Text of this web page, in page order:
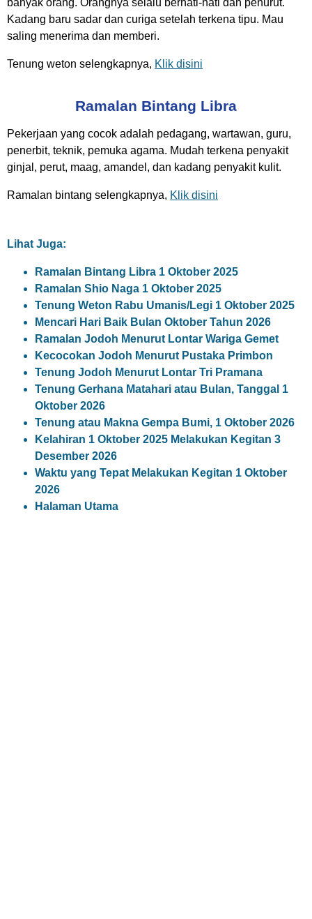
banyak orang. Orangnya selalu berhati-hati dan penurut.
Kadang baru sadar dan curiga setelah terkena tipu. Mau
saling menerima dan memberi.
Tenung weton selengkapnya, Klik disini
Ramalan Bintang Libra
Pekerjaan yang cocok adalah pedagang, wartawan, guru,
penerbit, teknik, pemuka agama. Mudah terkena penyakit
ginjal, perut, maag, amandel, dan kadang penyakit kulit.
Ramalan bintang selengkapnya, Klik disini
Lihat Juga:
Ramalan Bintang Libra 1 Oktober 2025
Ramalan Shio Naga 1 Oktober 2025
Tenung Weton Rabu Umanis/Legi 1 Oktober 2025
Mencari Hari Baik Bulan Oktober Tahun 2026
Ramalan Jodoh Menurut Lontar Wariga Gemet
Kecocokan Jodoh Menurut Pustaka Primbon
Tenung Jodoh Menurut Lontar Tri Pramana
Tenung Gerhana Matahari atau Bulan, Tanggal 1
Oktober 2026
Tenung atau Makna Gempa Bumi, 1 Oktober 2026
Kelahiran 1 Oktober 2025 Melakukan Kegitan 3
Desember 2026
Waktu yang Tepat Melakukan Kegitan 1 Oktober
2026
Halaman Utama